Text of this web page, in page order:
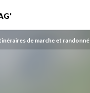
de marche et